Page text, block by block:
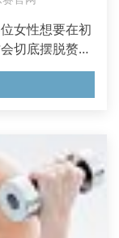
女性想要在初
切底摆脱赘肉
品是不可靠